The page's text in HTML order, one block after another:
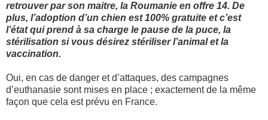
retrouver par son maitre, la Roumanie en offre 14. De
plus, l’adoption d’un chien est 100% gratuite et c’est
l’état qui prend à sa charge le pause de la puce, la
stérilisation si vous désirez stériliser l’animal et la
vaccination.
Oui, en cas de danger et d’attaques, des campagnes
d’euthanasie sont mises en place ; exactement de la même
façon que cela est prévu en France.